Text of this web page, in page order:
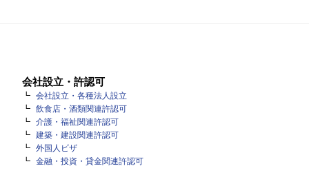
会社設立・許認可
会社設立・各種法人設立
飲食店・酒類関連許認可
介護・福祉関連許認可
建築・建設関連許認可
外国人ビザ
金融・投資・貸金関連許認可